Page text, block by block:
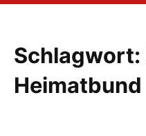
Schlagwort:
Heimatbund